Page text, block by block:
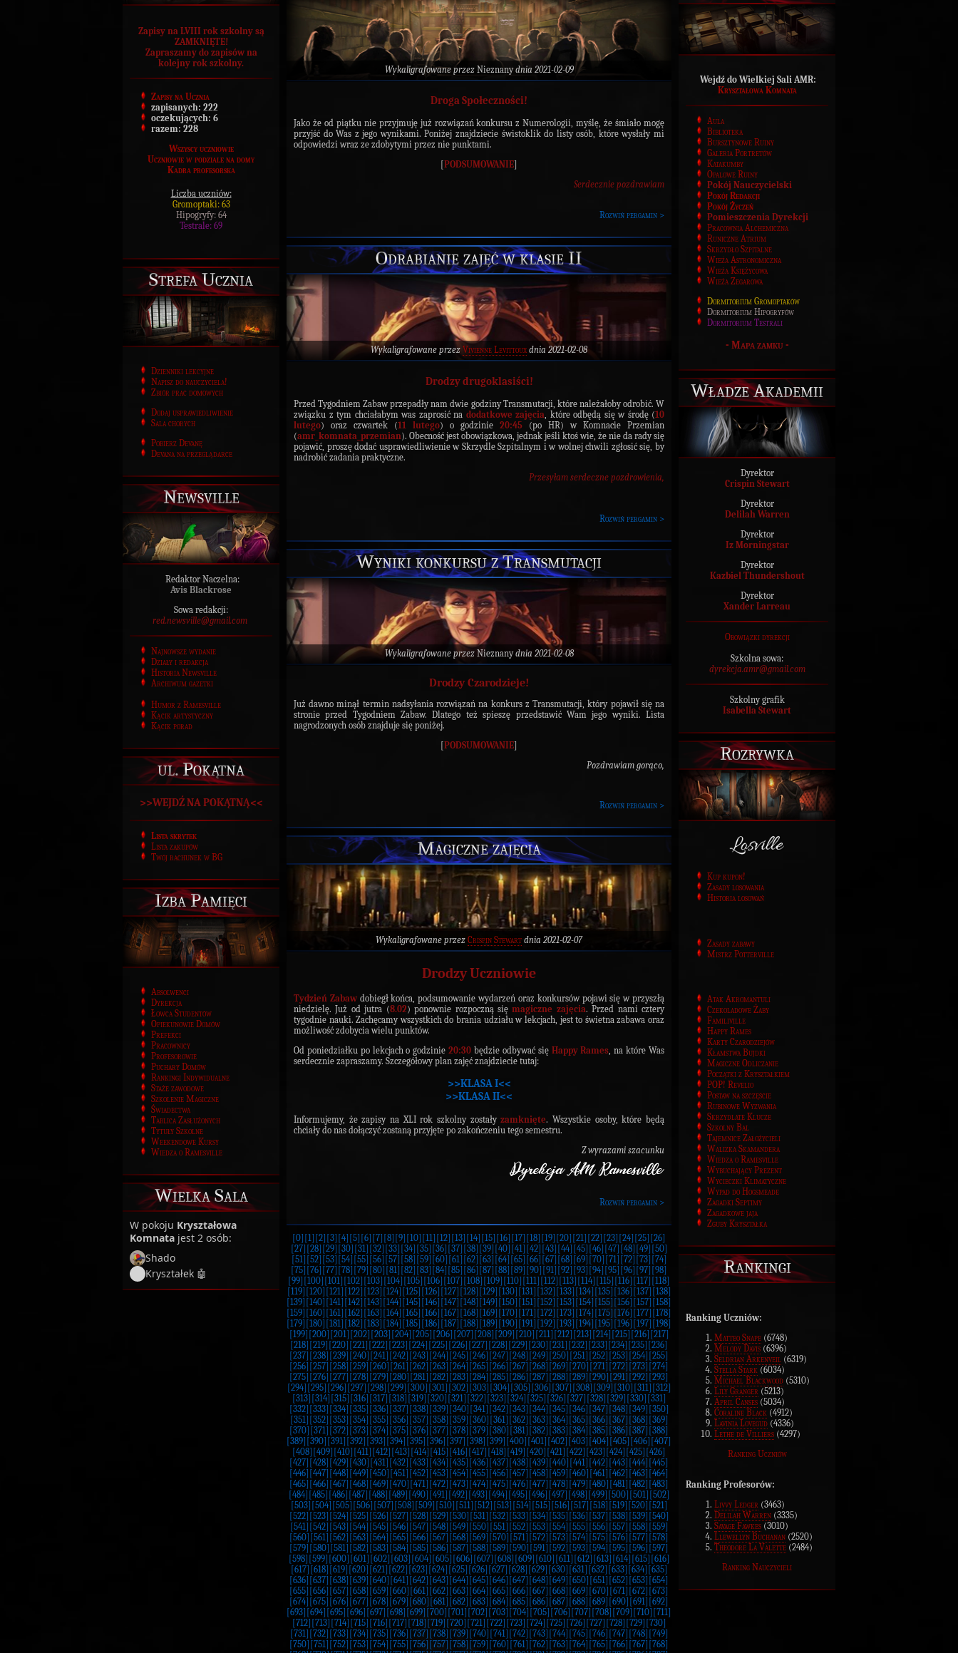
Zapisy na LVIII rok szkolny są
ZAMKNIĘTE!
Zapraszamy do zapisów na
kolejny rok szkolny.
Zapisy na Ucznia
zapisanych: 222
oczekujących: 6
razem: 228
Wszyscy uczniowie
Uczniowie w podziale na domy
Kadra profesorska
Liczba uczniów:
Gromoptaki: 63
Hipogryfy: 64
Testrale: 69
Strefa Ucznia
Dzienniki lekcyjne
Napisz do nauczyciela!
Zbiór prac domowych
Dodaj usprawiedliwienie
Sala chorych
Pobierz Devanę
Devana na przeglądarce
Newsville
Redaktor Naczelna:
Avis Blackrose
Sowa redakcji:
red.newsville@gmail.com
Najnowsze wydanie
Działy i redakcja
Historia Newsville
Archiwum gazetki
Humor z Ramesville
Kącik artystyczny
Kącik porad
ul. Pokątna
>>WEJDŹ NA POKĄTNĄ<<
Lista skrytek
Lista zakupów
Twój rachunek w BG
Izba Pamięci
Absolwenci
Dyrekcja
Łowca Studentów
Opiekunowie Domów
Prefekci
Pracownicy
Profesorowie
Puchary Domów
Rankingi Indywidualne
Staże zawodowe
Szkolenie Magiczne
Świadectwa
Tablica Zasłużonych
Tytuły Szkolne
Weekendowe Kursy
Wiedza o Ramesville
Wielka Sala
W pokoju Kryształowa
Komnata jest 2 osób:
Shado
Kryształek 🤖
Wykaligrafowane przez Nieznanydnia 2021-02-09
Droga Społeczności!
Jako że od piątku nie przyjmuję już rozwiązań konkursu z Numerologii, myślę, że śmiało mogę
przyjść do Was z jego wynikami. Poniżej znajdziecie świstoklik do listy osób, które wysłały mi
odpowiedzi wraz ze zdobytymi przez nie punktami.
[PODSUMOWANIE]
Serdecznie pozdrawiam
Rozwiń pergamin >
Odrabianie zajęć w klasie II
Wykaligrafowane przez Vivienne Levittoux dnia 2021-02-08
Drodzy drugoklasiści!
Przed Tygodniem Zabaw przepadły nam dwie godziny Transmutacji, które należałoby odrobić. W
związku z tym chciałabym was zaprosić na dodatkowe zajęcia , które odbędą się w środę (10
lutego) oraz czwartek (11 lutego) o godzinie 20:45 (po HR) w Komnacie Przemian
(amr_komnata_przemian). Obecność jest obowiązkowa, jednak jeśli ktoś wie, że nie da rady się
pojawić, proszę dodać usprawiedliwienie w Skrzydle Szpitalnym i w wolnej chwili zgłosić się, by
nadrobić zadania praktyczne.
Przesyłam serdeczne pozdrowienia,
Rozwiń pergamin >
Wyniki konkursu z Transmutacji
Wykaligrafowane przez Nieznanydnia 2021-02-08
Drodzy Czarodzieje!
Już dawno minął termin nadsyłania rozwiązań na konkurs z Transmutacji, który pojawił się na
stronie przed Tygodniem Zabaw. Dlatego też spieszę przedstawić Wam jego wyniki. Lista
nagrodzonych osób znajduje się poniżej.
[PODSUMOWANIE]
Pozdrawiam gorąco,
Rozwiń pergamin >
Magiczne zajęcia
Wykaligrafowane przez Crispin Stewart dnia 2021-02-07
Drodzy Uczniowie
Tydzień Zabawdobiegł końca, podsumowanie wydarzeń oraz konkursów pojawi się w przyszłą
niedzielę. Już od jutra (8.02) ponownie rozpoczną sięmagiczne zajęcia. Przed nami cztery
tygodnie nauki. Zachęcamy wszystkich do brania udziału w lekcjach, jest to świetna zabawa oraz
możliwość zdobycia wielu punktów.
Od poniedziałku po lekcjach o godzinie20:30będzie odbywać się Happy Rames, na które Was
serdecznie zapraszamy. Szczegółowy plan zajęć znajdziecie tutaj:
>>KLASA I<<
>>KLASA II<<
Informujemy, że zapisy na XLI rok szkolny zostałyzamknięte. Wszystkie osoby, które będą
chciały do nas dołączyć zostaną przyjęte po zakończeniu tego semestru.
Z wyrazami szacunku
Rozwiń pergamin >
[0] [1] [2] [3] [4] [5] [6] [7] [8] [9] [10] [11] [12] [13] [14] [15] [16] [17] [18] [19] [20] [21] [22] [23] [24] [25] [26]
[27] [28] [29] [30] [31] [32] [33] [34] [35] [36] [37] [38] [39] [40] [41] [42] [43] [44] [45] [46] [47] [48] [49] [50]
[51] [52] [53] [54] [55] [56] [57] [58] [59] [60] [61] [62] [63] [64] [65] [66] [67] [68] [69] [70] [71] [72] [73] [74]
[75] [76] [77] [78] [79] [80] [81] [82] [83] [84] [85] [86] [87] [88] [89] [90] [91] [92] [93] [94] [95] [96] [97] [98]
[99] [100] [101] [102] [103] [104] [105] [106] [107] [108] [109] [110] [111] [112] [113] [114] [115] [116] [117] [118]
[119] [120] [121] [122] [123] [124] [125] [126] [127] [128] [129] [130] [131] [132] [133] [134] [135] [136] [137] [138]
[139] [140] [141] [142] [143] [144] [145] [146] [147] [148] [149] [150] [151] [152] [153] [154] [155] [156] [157] [158]
[159] [160] [161] [162] [163] [164] [165] [166] [167] [168] [169] [170] [171] [172] [173] [174] [175] [176] [177] [178]
[179] [180] [181] [182] [183] [184] [185] [186] [187] [188] [189] [190] [191] [192] [193] [194] [195] [196] [197] [198]
[199] [200] [201] [202] [203] [204] [205] [206] [207] [208] [209] [210] [211] [212] [213] [214] [215] [216] [217]
[218] [219] [220] [221] [222] [223] [224] [225] [226] [227] [228] [229] [230] [231] [232] [233] [234] [235] [236]
[237] [238] [239] [240] [241] [242] [243] [244] [245] [246] [247] [248] [249] [250] [251] [252] [253] [254] [255]
[256] [257] [258] [259] [260] [261] [262] [263] [264] [265] [266] [267] [268] [269] [270] [271] [272] [273] [274]
[275] [276] [277] [278] [279] [280] [281] [282] [283] [284] [285] [286] [287] [288] [289] [290] [291] [292] [293]
[294] [295] [296] [297] [298] [299] [300] [301] [302] [303] [304] [305] [306] [307] [308] [309] [310] [311] [312]
[313] [314] [315] [316] [317] [318] [319] [320] [321] [322] [323] [324] [325] [326] [327] [328] [329] [330] [331]
[332] [333] [334] [335] [336] [337] [338] [339] [340] [341] [342] [343] [344] [345] [346] [347] [348] [349] [350]
[351] [352] [353] [354] [355] [356] [357] [358] [359] [360] [361] [362] [363] [364] [365] [366] [367] [368] [369]
[370] [371] [372] [373] [374] [375] [376] [377] [378] [379] [380] [381] [382] [383] [384] [385] [386] [387] [388]
[389] [390] [391] [392] [393] [394] [395] [396] [397] [398] [399] [400] [401] [402] [403] [404] [405] [406] [407]
[408] [409] [410] [411] [412] [413] [414] [415] [416] [417] [418] [419] [420] [421] [422] [423] [424] [425] [426]
[427] [428] [429] [430] [431] [432] [433] [434] [435] [436] [437] [438] [439] [440] [441] [442] [443] [444] [445]
[446] [447] [448] [449] [450] [451] [452] [453] [454] [455] [456] [457] [458] [459] [460] [461] [462] [463] [464]
[465] [466] [467] [468] [469] [470] [471] [472] [473] [474] [475] [476] [477] [478] [479] [480] [481] [482] [483]
[484] [485] [486] [487] [488] [489] [490] [491] [492] [493] [494] [495] [496] [497] [498] [499] [500] [501] [502]
[503] [504] [505] [506] [507] [508] [509] [510] [511] [512] [513] [514] [515] [516] [517] [518] [519] [520] [521]
[522] [523] [524] [525] [526] [527] [528] [529] [530] [531] [532] [533] [534] [535] [536] [537] [538] [539] [540]
[541] [542] [543] [544] [545] [546] [547] [548] [549] [550] [551] [552] [553] [554] [555] [556] [557] [558] [559]
[560] [561] [562] [563] [564] [565] [566] [567] [568] [569] [570] [571] [572] [573] [574] [575] [576] [577] [578]
[579] [580] [581] [582] [583] [584] [585] [586] [587] [588] [589] [590] [591] [592] [593] [594] [595] [596] [597]
[598] [599] [600] [601] [602] [603] [604] [605] [606] [607] [608] [609] [610] [611] [612] [613] [614] [615] [616]
[617] [618] [619] [620] [621] [622] [623] [624] [625] [626] [627] [628] [629] [630] [631] [632] [633] [634] [635]
[636] [637] [638] [639] [640] [641] [642] [643] [644] [645] [646] [647] [648] [649] [650] [651] [652] [653] [654]
[655] [656] [657] [658] [659] [660] [661] [662] [663] [664] [665] [666] [667] [668] [669] [670] [671] [672] [673]
[674] [675] [676] [677] [678] [679] [680] [681] [682] [683] [684] [685] [686] [687] [688] [689] [690] [691] [692]
[693] [694] [695] [696] [697] [698] [699] [700] [701] [702] [703] [704] [705] [706] [707] [708] [709] [710] [711]
[712] [713] [714] [715] [716] [717] [718] [719] [720] [721] [722] [723] [724] [725] [726] [727] [728] [729] [730]
[731] [732] [733] [734] [735] [736] [737] [738] [739] [740] [741] [742] [743] [744] [745] [746] [747] [748] [749]
[750] [751] [752] [753] [754] [755] [756] [757] [758] [759] [760] [761] [762] [763] [764] [765] [766] [767] [768]
Wejdź do Wielkiej Sali AMR:
Kryształowa Komnata
Aula
Biblioteka
Bursztynowe Ruiny
Galeria Portretów
Katakumby
Opalowe Ruiny
Pokój Nauczycielski
Pokój Redakcji
Pokój Życzeń
Pomieszczenia Dyrekcji
Pracownia Alchemiczna
Runiczne Atrium
Skrzydło Szpitalne
Wieża Astronomiczna
Wieża Księżycowa
Wieża Zegarowa
Dormitorium Gromoptaków
Dormitorium Hipogryfów
Dormitorium Testrali
- Mapa zamku-
Władze Akademii
Dyrektor
Crispin Stewart
Dyrektor
Delilah Warren
Dyrektor
Iz Morningstar
Dyrektor
Kazbiel Thundershout
Dyrektor
Xander Larreau
Obowiązki dyrekcji
Szkolna sowa:
dyrekcja.amr@gmail.com
Szkolny grafik
Isabella Stewart
Rozrywka
Kup kupon!
Zasady losowania
Historia losowań
Zasady zabawy
Mistrz Potterville
Atak Akromantuli
Czekoladowe Żaby
Familiville
Happy Rames
Karty Czarodziejów
Kłamstwa Bujdki
Magiczne Odliczanie
Początki z Kryształkiem
POP! Revelio
Postaw na szczęście
Rubinowe Wyzwania
Skrzydlate Klucze
Szkolny Bal
Tajemnice Założycieli
Walizka Skamandera
Wiedza o Ramesville
Wybuchający Prezent
Wycieczki Klimatyczne
Wypad do Hogsmeade
Zagadki Septimy
Zagadkowe jaja
Zguby Kryształka
Rankingi
Ranking Uczniów:
Matteo Snape (6748)
Melody Davis (6396)
Seldrian Arkenveil (6319)
Stella Stark (6034)
Michael Blackwood (5310)
Lily Granger (5213)
April Canses (5034)
Coraline Black (4912)
Lavinia Lovegud (4336)
Lethe de Villiers (4297)
Ranking Uczniów
Ranking Profesorów:
Livvy Ledger (3463)
Delilah Warren (3335)
Savage Fawkes (3010)
Llewellyn Buchanan (2520)
Theodore La Valette (2484)
Ranking Nauczycieli